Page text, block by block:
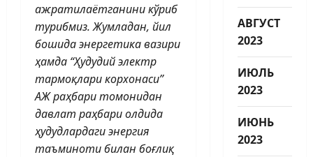
ажратилаётганини кўриб
турибмиз. Жумладан, йил
бошида энергетика вазири
ҳамда “Ҳудудий электр
тармоқлари корхонаси”
АЖ раҳбари томонидан
давлат раҳбари олдида
ҳудудлардаги энергия
таъминоти билан боғлиқ
АВГУСТ
2023
ИЮЛЬ
2023
ИЮНЬ
2023